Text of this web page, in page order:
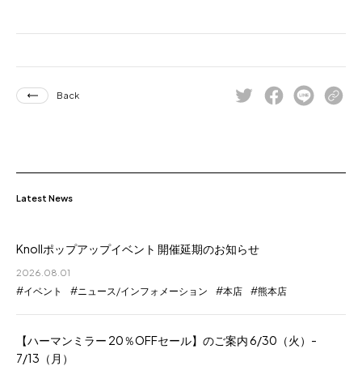
Recruit
フラッグシップストア
0965-52-0323
熊本店
Arv
0965-45-9282
Back
Latest News
Knollポップアップイベント 開催延期のお知らせ
2026.08.01
イベント ニュース/インフォメーション 本店 熊本店
【ハーマンミラー 20％OFFセール】のご案内 6/30（火）-
7/13（月）